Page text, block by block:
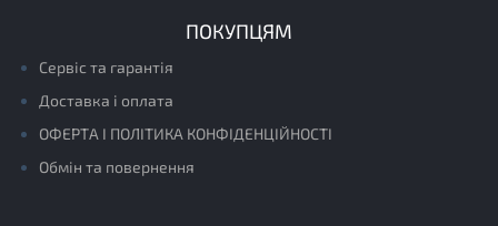
ПОКУПЦЯМ
Сервіс та гарантія
Доставка і оплата
ОФЕРТА І ПОЛІТИКА КОНФІДЕНЦІЙНОСТІ
Обмін та повернення